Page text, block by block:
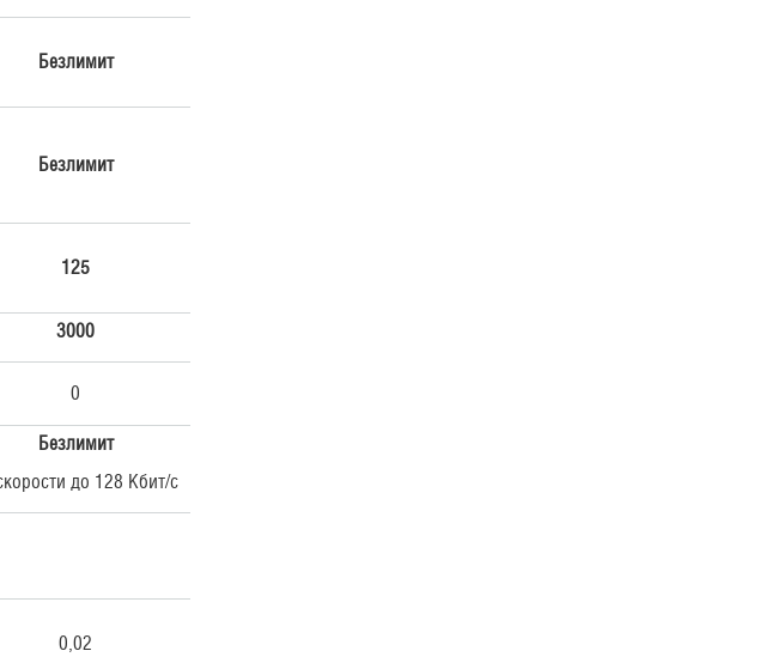
Безлимит
Безлимит
125
3000
0
Безлимит
до 128 Кбит/с
0,02